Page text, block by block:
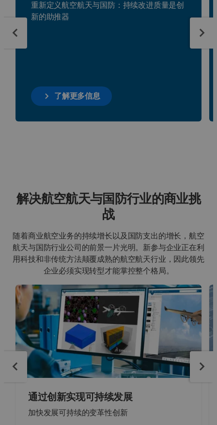
重新定义航空航天与国防：持续改进质量是创
新的助推器
了解更多信息
解决航空航天与国防行业的商业挑
战
随着商业航空业务的持续增长以及国防支出的增长，航空
航天与国防行业公司的前景一片光明。新参与企业正在利
用科技和非传统方法颠覆成熟的航空航天行业，因此领先
企业必须实现转型才能掌控整个格局。
通过创新实现可持续发展
加快发展可持续的变革性创新